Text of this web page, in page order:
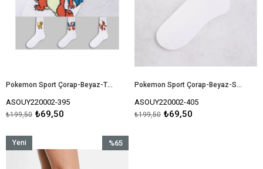
Pokemon Sport Çorap-Beyaz-Turuncu
ASOUY220002-395
₺69,50
₺199,50
Pokemon Sport Çorap-Beyaz-Sarı
ASOUY220002-405
₺69,50
₺199,50
%65
Yeni